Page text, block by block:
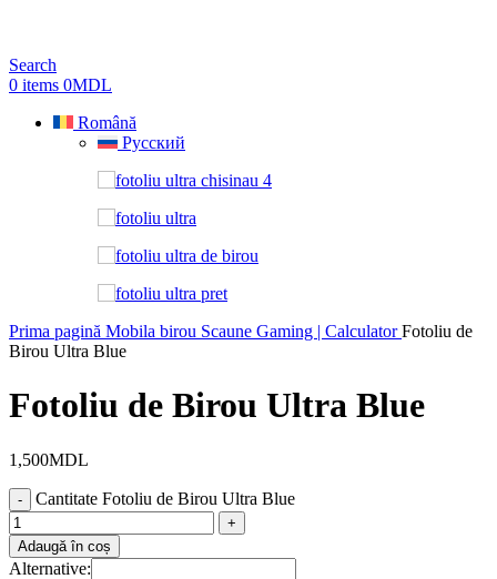
Search
0 items 0MDL
Română
Русский
Prima pagină Mobila birou Scaune Gaming | CalculatorFotoliu de
Birou Ultra Blue
Fotoliu de Birou Ultra Blue
1,500MDL
Cantitate Fotoliu de Birou Ultra Blue
Adaugă în coș
Alternative: